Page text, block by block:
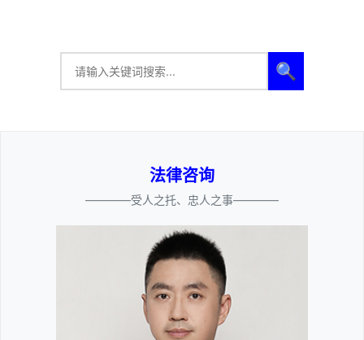
🔍
法律咨询
————受人之托、忠人之事————